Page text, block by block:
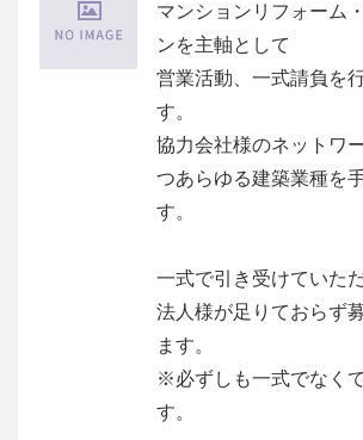
マンションリフォーム
ンを主軸として
営業活動、一式請負を
す。
協力会社様のネットワ
つあらゆる建築業種を
す。
一式で引き受けていた
法人様が足りておらず
ます。
※必ずしも一式でなく
す。